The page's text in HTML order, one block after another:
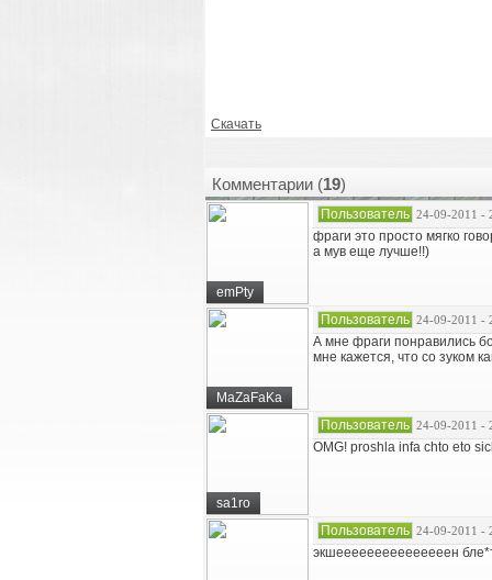
Скачать
Комментарии (19)
emPty
Пользователь 24-09-2011 -
фраги это просто мягко
а мув еще лучше!!)
MaZaFaKa
Пользователь 24-09-2011 -
А мне фраги понравились
мне кажется, что со зуком
sa1ro
Пользователь 24-09-2011 -
OMG! proshla infa chto eto
Пользователь 24-09-2011 -
экшееееееееееееееен